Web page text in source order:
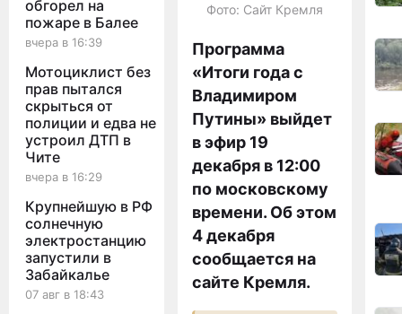
обгорел на
пожаре в Балее
вчера в 16:39
Мотоциклист без
прав пытался
скрыться от
полиции и едва не
устроил ДТП в
Чите
вчера в 16:29
Крупнейшую в РФ
солнечную
электростанцию
запустили в
Забайкалье
07 авг в 18:43
Фото: Сайт Кремля
Программа
«Итоги года с
Владимиром
Путины» выйдет
в эфир 19
декабря в 12:00
по московскому
времени. Об этом
4 декабря
сообщается на
сайте Кремля.